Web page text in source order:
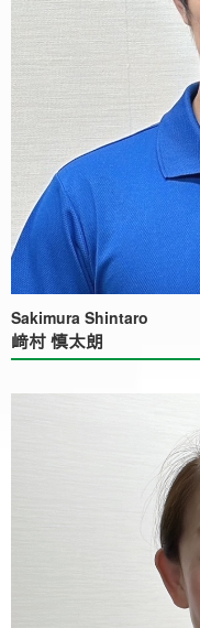
Sakimura Shintaro
﨑村 慎太朗